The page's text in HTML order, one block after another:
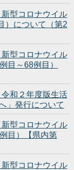
型コロナウイル
）について（第2
型コロナウイル
目～68例目）
和２年度版生活
」発行について
型コロナウイル
目）【県内第
型コロナウイル